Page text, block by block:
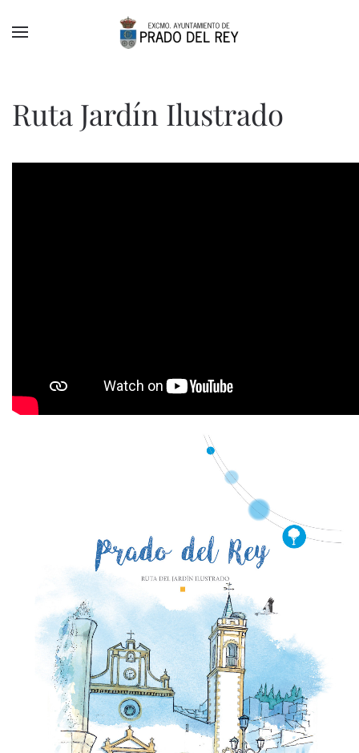
Skip to main content
Ruta Jardín Ilustrado